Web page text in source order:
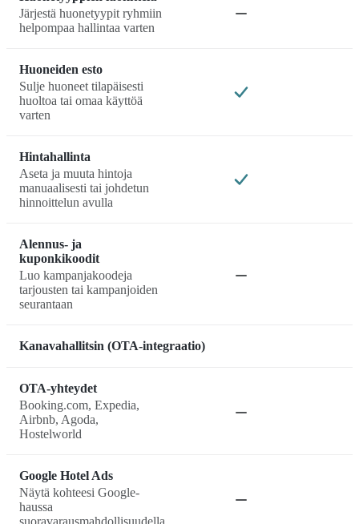
Järjestä huonetyypit ryhmiin
helpompaa hallintaa varten
Huoneiden esto
Sulje huoneet tilapäisesti
huoltoa tai omaa käyttöä
varten
Hintahallinta
Aseta ja muuta hintoja
manuaalisesti tai johdetun
hinnoittelun avulla
Alennus- ja
kuponkikoodit
Luo kampanjakoodeja
tarjousten tai kampanjoiden
seurantaan
Kanavahallitsin (OTA-integraatio)
OTA-yhteydet
Booking.com, Expedia,
Airbnb, Agoda,
Hostelworld
Google Hotel Ads
Näytä kohteesi Google-
haussa
suoravarausmahdollisuudella